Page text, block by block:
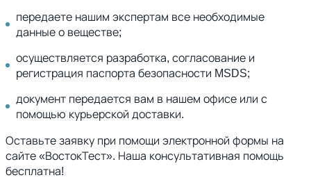
передаете нашим экспертам все необходимые
данные о веществе;
осуществляется разработка, согласование и
регистрация паспорта безопасности MSDS;
документ передается вам в нашем офисе или с
помощью курьерской доставки.
Оставьте заявку при помощи электронной формы на
сайте «ВостокТест». Наша консультативная помощь
бесплатна!